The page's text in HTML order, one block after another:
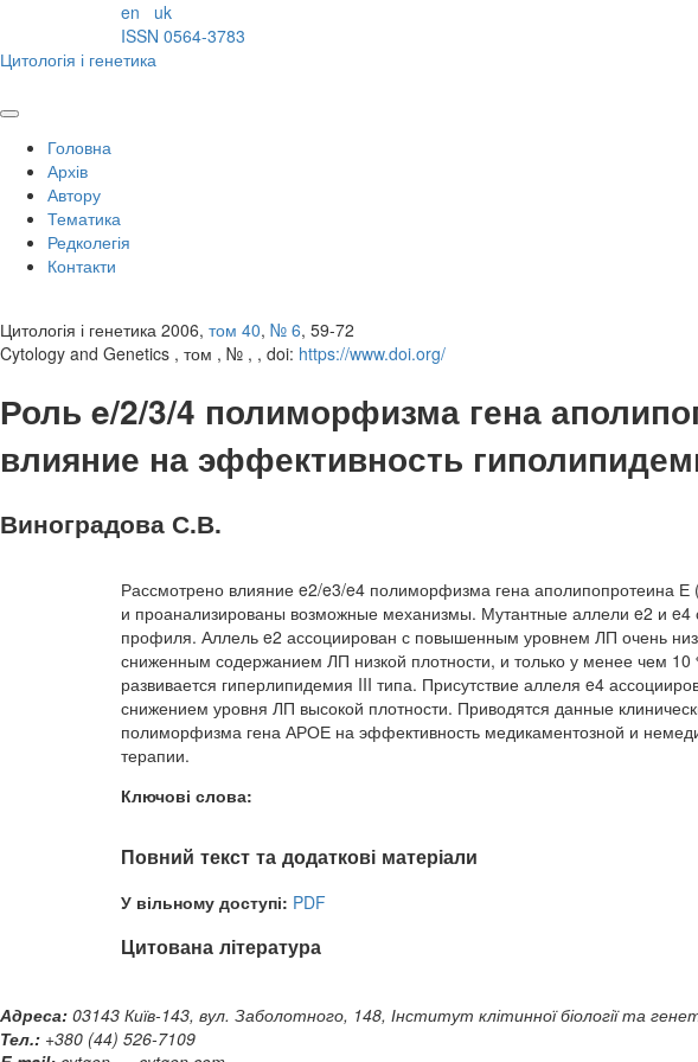
en
uk
ISSN 0564-3783
Цитологія і генетика
Головна
Архів
Автору
Тематика
Редколегія
Контакти
Цитологія і генетика 2006, том 40, № 6, 59-72
Cytology and Genetics , том , № , , doi: https://www.doi.org/
Роль e/2/3/4 полиморфизма гена
влияние на эффективность
Виноградова С.В.
Рассмотрено влияние e2/e3/e4 полиморфизма гена аполипопротеина
и проанализированы возможные механизмы. Мутантные аллели e2 и
профиля. Аллель e2 ассоциирован с повышенным уровнем ЛП очень
сниженным содержанием ЛП низкой плотности, и только у менее чем 10
развивается гиперлипидемия III типа. Присутствие аллеля e4
снижением уровня ЛП высокой плотности. Приводятся данные
полиморфизма гена АРОЕ на эффективность медикаментозной и
терапии.
Ключові слова:
Повний текст та додаткові матеріали
У вільному доступі: PDF
Цитована література
Адреса: 03143 Київ-143, вул. Заболотного, 148, Інститут клітинної біології та
Тел.: +380 (44) 526-7109